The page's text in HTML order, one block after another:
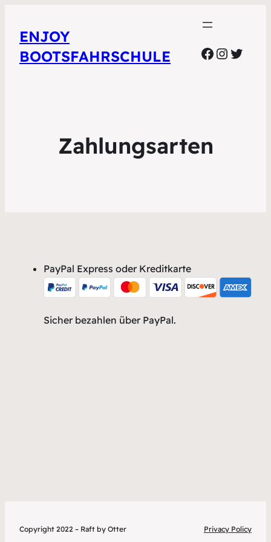
ENJOY
BOOTSFAHRSCHULE
Facebook
Zahlungsarten
PayPal Express oder Kreditkarte
Sicher bezahlen über PayPal.
Copyright 2022 – Raft by Otter Privacy Policy